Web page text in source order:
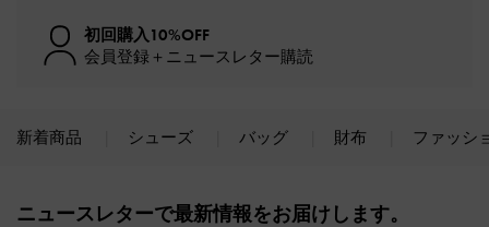
初回購入10%OFF
会員登録＋ニュースレター購読
新着商品 シューズ バッグ 財布 ファッシ
ニュースレターで最新情報をお届けします。​